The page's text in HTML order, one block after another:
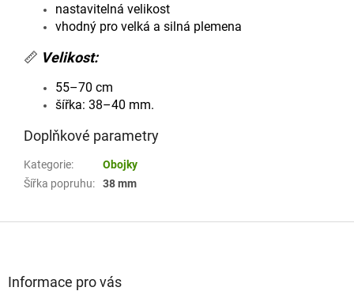
nastavitelná velikost
vhodný pro velká a silná plemena
📏 Velikost:
55–70 cm
šířka: 38–40 mm.
Doplňkové parametry
Kategorie:
Obojky
Šířka popruhu: 38 mm
Informace pro vás